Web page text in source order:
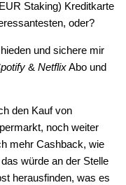
Staking) Kreditkarte
oder?
und sichere mir
& NetflixAbo und
den Kauf von
noch weiter
mehr Cashback, wie
würde an der Stelle
herausfinden, was es